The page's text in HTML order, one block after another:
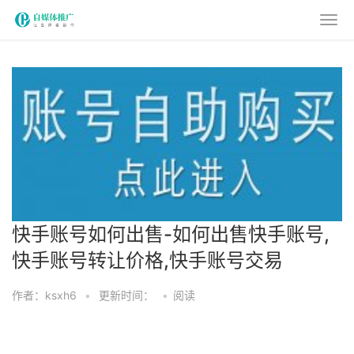
快手账号如何出售-如何出售快手账号,
快手账号转让价格,快手账号交易
作者：ksxh6 • 更新时间： • 阅读